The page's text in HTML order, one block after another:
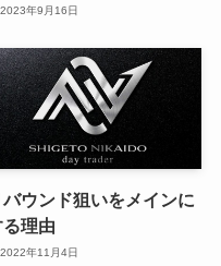
2023年9月16日
バウンド狙いをメインに
理由
2022年11月4日